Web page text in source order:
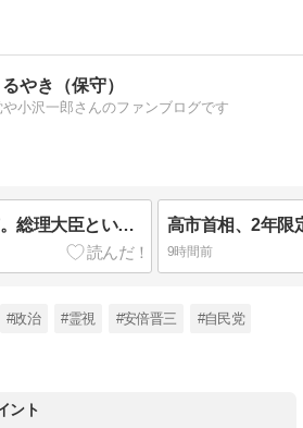
やき（保守）
小沢一郎さんのファンブログです
辻元清美「おい、高市。総理大臣という立場だとしても、自分のやってる感を出す効果を狙ったプロモーションのような動画を同行者に撮らせてBGMまでつけて流すとは。情けない」
9時間前
#政治 #霊視 #安倍晋三 #自民党
ント